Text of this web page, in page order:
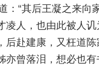
“其后王凝之来向
凌人，也由此被人
后赴建康，又枉道
亦曾落泪，想必也